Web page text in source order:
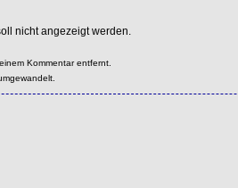
nicht angezeigt werden.
Kommentar entfernt.